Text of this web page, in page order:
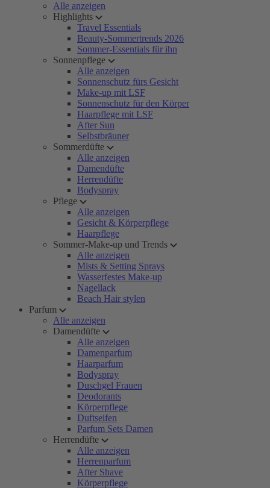
Alle anzeigen
Highlights
Travel Essentials
Beauty-Sommertrends 2026
Sommer-Essentials für ihn
Sonnenpflege
Alle anzeigen
Sonnenschutz fürs Gesicht
Make-up mit LSF
Sonnenschutz für den Körper
Haarpflege mit LSF
After Sun
Selbstbräuner
Sommerdüfte
Alle anzeigen
Damendüfte
Herrendüfte
Bodyspray
Pflege
Alle anzeigen
Gesicht & Körperpflege
Haarpflege
Sommer-Make-up und Trends
Alle anzeigen
Mists & Setting Sprays
Wasserfestes Make-up
Nagellack
Beach Hair stylen
Parfum
Alle anzeigen
Damendüfte
Alle anzeigen
Damenparfum
Haarparfum
Bodyspray
Duschgel Frauen
Deodorants
Körperpflege
Duftseifen
Parfum Sets Damen
Herrendüfte
Alle anzeigen
Herrenparfum
After Shave
Körperpflege